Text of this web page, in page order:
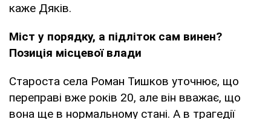
каже Дяків.
Міст у порядку, а підліток сам винен?
Позиція місцевої влади
Староста села Роман Тишков уточнює, що
переправі вже років 20, але він вважає, що
вона ще в нормальному стані. А в трагедії